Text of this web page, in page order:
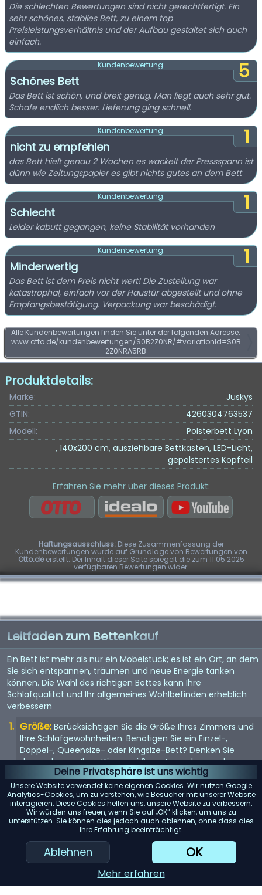
Deine Privatsphäre ist uns wichtig
Unsere Website verwendet keine eigenen Cookies. Wir nutzen Google
Analytics-Cookies, um zu verstehen, wie Besucher mit unserer Website
interagieren. Diese Cookies helfen uns, unsere Website zu verbessern.
Wir würden uns freuen, wenn Sie auf „OK“ klicken, um uns zu
unterstützen. Sie können dies jedoch auch ablehnen, ohne dass dies
Ihre Erfahrung beeinträchtigt.
Ablehnen OK
Mehr erfahren
Die schlechten Bewertungen sind nicht gerechtfertigt. Ein
sehr schönes, stabiles Bett, zu einem top
Preisleistungsverhältnis und der Aufbau gestaltet sich auch
einfach.
5
Kundenbewertung:
Schönes Bett
Das Bett ist schön, und breit genug. Man liegt auch sehr gut.
Schafe endlich besser. Lieferung ging schnell.
1
Kundenbewertung:
nicht zu empfehlen
das Bett hielt genau 2 Wochen es wackelt der Pressspann ist
dünn wie Zeitungspapier es gibt nichts gutes an dem Bett
1
Kundenbewertung:
Schlecht
Leider kabutt gegangen, keine Stabilität vorhanden
1
Kundenbewertung:
Minderwertig
Das Bett ist dem Preis nicht wert! Die Zustellung war
katastrophal, einfach vor der Haustür abgestellt und ohne
Empfangsbestätigung. Verpackung war beschädigt.
Alle Kundenbewertungen finden Sie unter der folgenden Adresse:
www.otto.de/kundenbewertungen/S0B2Z0NR/#variationId=S0B
2Z0NRA5RB
Produktdetails:
Marke:
Juskys
GTIN:
4260304763537
Modell:
Polsterbett Lyon
, 140x200 cm, ausziehbare Bettkästen, LED-Licht,
gepolstertes Kopfteil
Erfahren Sie mehr über dieses Produkt:
Haftungsausschluss:Diese Zusammenfassung der
Kundenbewertungen wurde auf Grundlage von Bewertungen von
Otto.deerstellt. Der Inhalt dieser Seite spiegelt die zum 11.05.2025
verfügbaren Bewertungen wider.
Leitfaden zum Bettenkauf
Ein Bett ist mehr als nur ein Möbelstück; es ist ein Ort, an dem
Sie sich entspannen, träumen und neue Energie tanken
können. Die Wahl des richtigen Bettes kann Ihre
Schlafqualität und Ihr allgemeines Wohlbefinden erheblich
verbessern
Größe: Berücksichtigen Sie die Größe Ihres Zimmers und
Ihre Schlafgewohnheiten. Benötigen Sie ein Einzel-,
Doppel-, Queensize- oder Kingsize-Bett? Denken Sie
daran, dass es Ihrer Körpergröße entsprechen und
genügend Platz bieten sollte, wenn Sie es mit jemandem
teilen.
Matratze: Die Matratze ist entscheidend für einen guten
Schlaf. Suchen Sie nach einer Matratze, die Ihr
Körpergewicht gleichmäßig verteilt und Ihren
Komfortvorlieben entspricht, sei es weich, mittel oder
Rahmenmaterial: Das Material des Bettrahmens trägt